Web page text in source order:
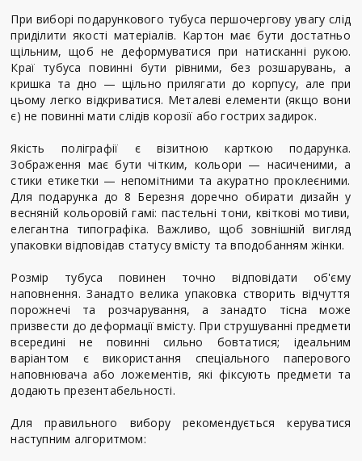
При виборі подарункового тубуса першочергову увагу слід
приділити якості матеріалів. Картон має бути достатньо
щільним, щоб не деформуватися при натисканні рукою.
Краї тубуса повинні бути рівними, без розшарувань, а
кришка та дно — щільно прилягати до корпусу, але при
цьому легко відкриватися. Металеві елементи (якщо вони
є) не повинні мати слідів корозії або гострих задирок.
Якість поліграфії є візитною карткою подарунка.
Зображення має бути чітким, кольори — насиченими, а
стики етикетки — непомітними та акуратно проклеєними.
Для подарунка до 8 Березня доречно обирати дизайн у
весняній кольоровій гамі: пастельні тони, квіткові мотиви,
елегантна типографіка. Важливо, щоб зовнішній вигляд
упаковки відповідав статусу вмісту та вподобанням жінки.
Розмір тубуса повинен точно відповідати об'єму
наповнення. Занадто велика упаковка створить відчуття
порожнечі та розчарування, а занадто тісна може
призвести до деформації вмісту. При струшуванні предмети
всередині не повинні сильно бовтатися; ідеальним
варіантом є використання спеціального паперового
наповнювача або ложементів, які фіксують предмети та
додають презентабельності.
Для правильного вибору рекомендується керуватися
наступним алгоритмом: